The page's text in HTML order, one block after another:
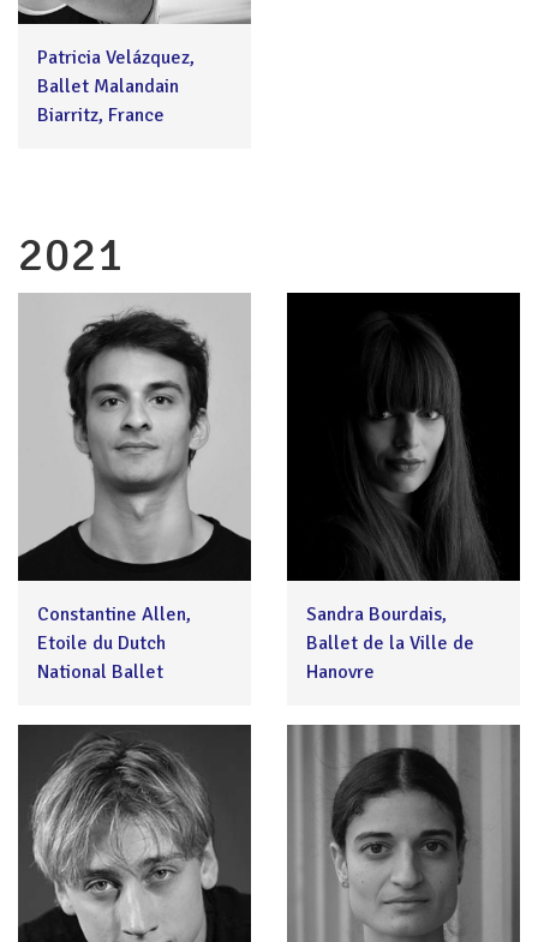
Patricia Velázquez,
Ballet Malandain
Biarritz, France
2021
Constantine Allen,
Etoile du Dutch
National Ballet
Sandra Bourdais,
Ballet de la Ville de
Hanovre